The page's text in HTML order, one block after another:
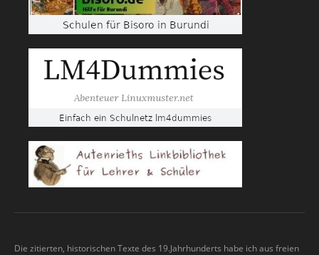
Die zitierten, historischen Texte des 19.Jahrhunderts habe ich aus freien